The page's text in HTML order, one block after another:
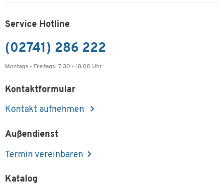
Service Hotline
(02741) 286 222
Montags - Freitags: 7.30 - 18.00 Uhr
Kontaktformular
Kontakt aufnehmen
Außendienst
Termin vereinbaren
Katalog